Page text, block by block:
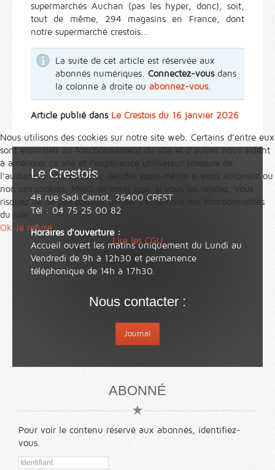
supermarchés Auchan (pas les hyper, donc), soit,
tout de même, 294 magasins en France, dont
notre supermarché crestois...
La suite de cet article est réservée aux
abonnés numériques. Connectez-vousdans
la colonne à droite ou abonnez-vous.
Article publié dans Le Crestois du 16 janvier 2026
Le Crestois
48 rue Sadi Carnot, 26400 CREST
Tél : 04 75 25 00 82
Horaires d'ouverture :
Accueil ouvert les matins uniquement du Lundi au
Vendredi de 9h à 12h30 et permanence
téléphonique de 14h à 17h30.
Nous contacter :
Journal
ABONNÉ
Pour voir le contenu réservé aux abonnés, identifiez-
vous.
Nous utilisons des cookies sur notre site web. Certains d’entre eux
sont essentiels au fonctionnement du site et d’autres nous aident
à améliorer ce site et l’expérience utilisateur (mesure de
l'audience). Vous pouvez décider vous-même si vous autorisez ou
non ces cookies. Merci de noter que, si vous les rejetez, vous
risquez de ne pas pouvoir utiliser l’ensemble des fonctionnalités
du site.
Ok Je refuse
Lire les CGU